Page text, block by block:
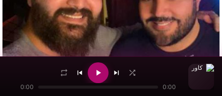
0:00
0:00